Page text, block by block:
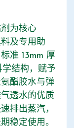
为核心
及专用助
准 13mm 厚
结构，赋予
酯胶水与弹
透水的优质
排出蒸汽，
稳定使用。